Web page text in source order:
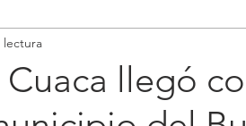
llegó
lectura